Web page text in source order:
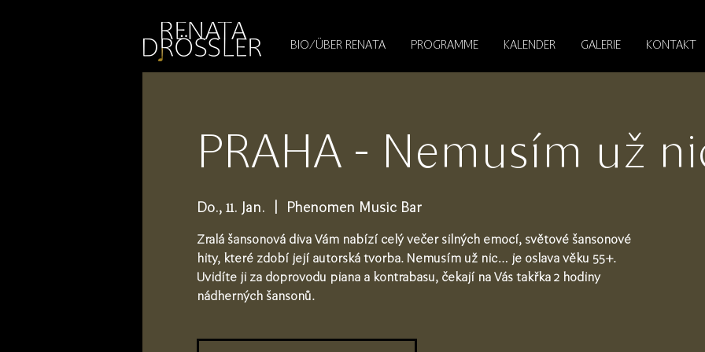
BIO/ÜBER RENATA PROGRAMME KALENDER GALERIE KONTAKT
PRAHA - Nemusím už
Do., 11. Jan. Phenomen Music Bar
Zralá šansonová diva Vám nabízí celý večer silných emocí, světové šansonové
hity, které zdobí její autorská tvorba. Nemusím už nic… je oslava věku 55+.
Uvidíte ji za doprovodu piana a kontrabasu, čekají na Vás takřka 2 hodiny
nádherných šansonů.